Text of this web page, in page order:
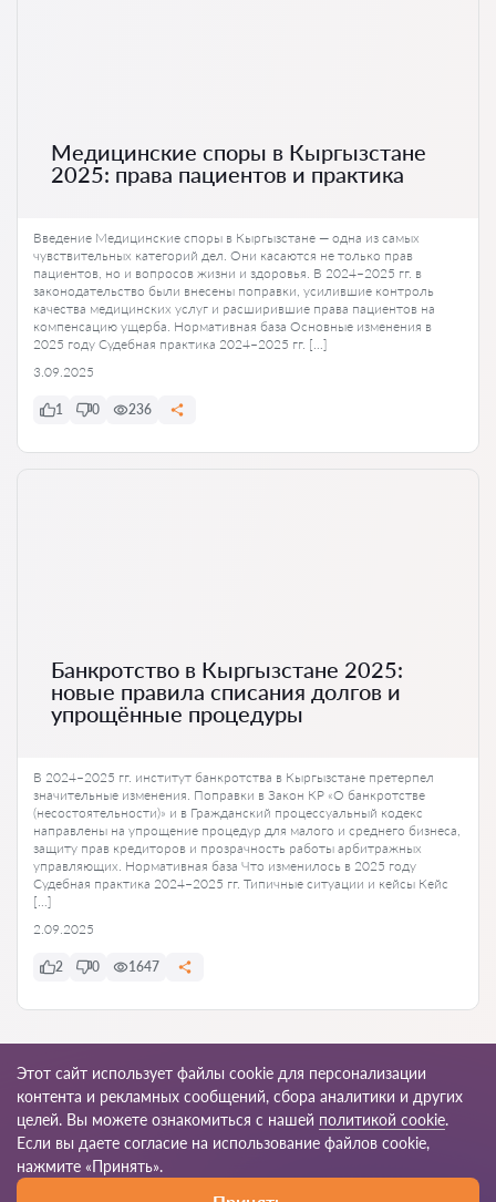
Медицинские споры в Кыргызстане
2025: права пациентов и практика
Введение Медицинские споры в Кыргызстане — одна из самых
чувствительных категорий дел. Они касаются не только прав
пациентов, но и вопросов жизни и здоровья. В 2024–2025 гг. в
законодательство были внесены поправки, усилившие контроль
качества медицинских услуг и расширившие права пациентов на
компенсацию ущерба. Нормативная база Основные изменения в
2025 году Судебная практика 2024–2025 гг. […]
3.09.2025
1 0 236
Банкротство в Кыргызстане 2025:
новые правила списания долгов и
упрощённые процедуры
В 2024–2025 гг. институт банкротства в Кыргызстане претерпел
значительные изменения. Поправки в Закон КР «О банкротстве
(несостоятельности)» и в Гражданский процессуальный кодекс
направлены на упрощение процедур для малого и среднего бизнеса,
защиту прав кредиторов и прозрачность работы арбитражных
управляющих. Нормативная база Что изменилось в 2025 году
Судебная практика 2024–2025 гг. Типичные ситуации и кейсы Кейс
[…]
2.09.2025
2 0 1647
Этот сайт использует файлы cookie для персонализации
контента и рекламных сообщений, сбора аналитики и других
целей. Вы можете ознакомиться с нашей политикой cookie.
Если вы даете согласие на использование файлов cookie,
нажмите «Принять».